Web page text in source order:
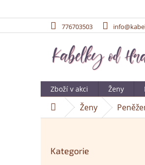
776703503
Zboží v akci Ženy
DomůŽeny
kategorie
Kategorie